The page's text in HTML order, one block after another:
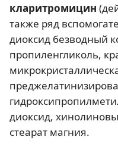
кларитромицин
также ряд
диоксид безводный
пропиленгликоль,
диоксид,
стеарат магния.